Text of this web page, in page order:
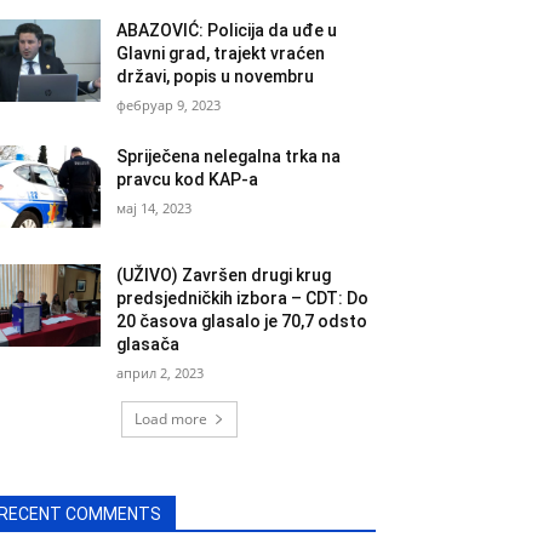
ABAZOVIĆ: Policija da uđe u
Glavni grad, trajekt vraćen
državi, popis u novembru
фебруар 9, 2023
Spriječena nelegalna trka na
pravcu kod KAP-a
мај 14, 2023
(UŽIVO) Završen drugi krug
predsjedničkih izbora – CDT: Do
20 časova glasalo je 70,7 odsto
glasača
април 2, 2023
Load more
COMMENTS